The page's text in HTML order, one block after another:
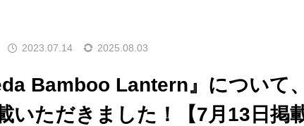
2023.07.14 2025.08.03
Bamboo Lantern』について
いただきました！【7月13日掲載